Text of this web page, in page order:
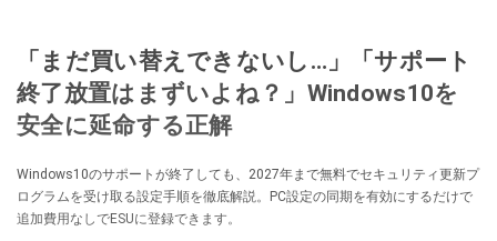
「まだ買い替えできないし…」「サポート
終了放置はまずいよね？」Windows10を
安全に延命する正解
Windows10のサポートが終了しても、2027年まで無料でセキュリティ更新プ
ログラムを受け取る設定手順を徹底解説。PC設定の同期を有効にするだけで
追加費用なしでESUに登録できます。